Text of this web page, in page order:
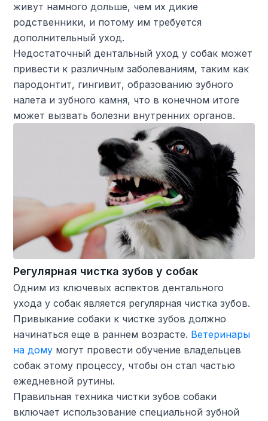
живут намного дольше, чем их дикие
родственники, и потому им требуется
дополнительный уход.
Недостаточный дентальный уход у собак может
привести к различным заболеваниям, таким как
пародонтит, гингивит, образованию зубного
налета и зубного камня, что в конечном итоге
может вызвать болезни внутренних органов.
Регулярная чистка зубов у собак
Одним из ключевых аспектов дентального
ухода у собак является регулярная чистка зубов.
Привыкание собаки к чистке зубов должно
начинаться еще в раннем возрасте. Ветеринары
на дому могут провести обучение владельцев
собак этому процессу, чтобы он стал частью
ежедневной рутины.
Правильная техника чистки зубов собаки
включает использование специальной зубной